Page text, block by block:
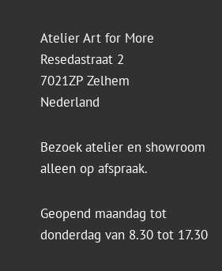
Atelier Art for More
Resedastraat 2
7021ZP Zelhem
Nederland
Bezoek atelier en showroom
alleen op afspraak.
Geopend maandag tot
donderdag van 8.30 tot 17.30